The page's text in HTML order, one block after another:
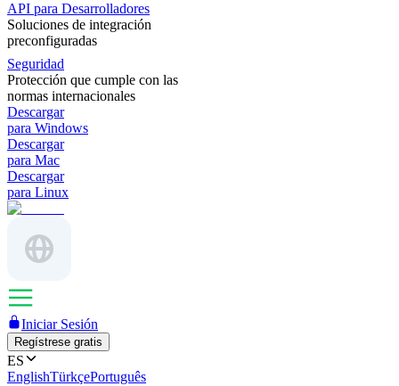
API para Desarrolladores
Soluciones de integración
preconfiguradas
Seguridad
Protección que cumple con las
normas internacionales
Descargar
para Windows
Descargar
para Mac
Descargar
para Linux
Iniciar Sesión
Regístrese gratis
ES
EnglishTürkçePortuguês